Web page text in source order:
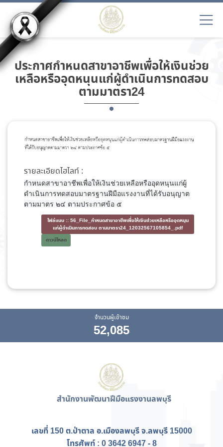
ประกาศกำหนดสาขาอาชีพเพื่อให้เงินช่วย
เหลือหรืออุดหนุนแก่ผู้ดำเนินการทดสอบ
ตามมาตรา24
รายละเอียดไฮไลท์ :
กำหนดสาขาอาชีพเพื่อให้เงินช่วยเหลือหรืออุดหนุนแก่ผู้
ดำเนินการทดสอบมาตรฐานฝีมือแรงงานที่ได้รับอนุญาต
ตามมาตร ๒๔ ตามประกาศข้อ ๕
ไฟล์แนบ ::56_File_กำหนดสาขาอาชีพเพื่อให้เงินช่วยเหลือหรืออุดหนุน
แก่ผู้ดำเนินการทดสอบ ตามมาตรา24_12032567105854_.pdf
ดาวน์โหลด
จำนวนผู้เข้าชม
52,085
สำนักงานพัฒนาฝีมือแรงงานลพบุรี
เลขที่ 150 ต.ป่าตาล อ.เมืองลพบุรี จ.ลพบุรี 15000
โทรศัพท์ : 0 3642 6947 - 8